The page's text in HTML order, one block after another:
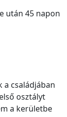
után 45 napon
a családjában
osztályt
a kerületbe